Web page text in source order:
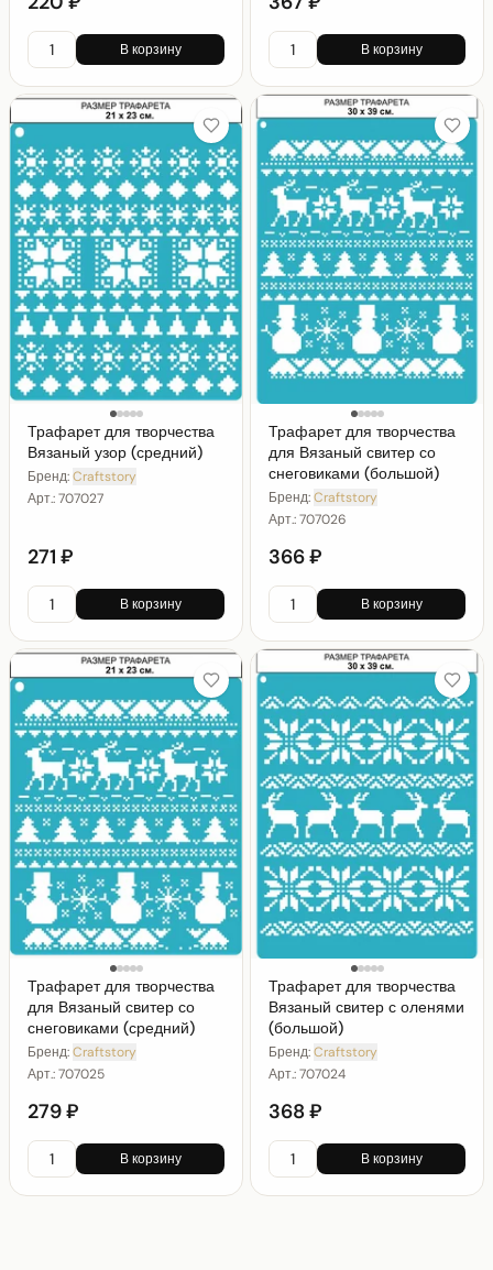
В корзину В корзину
Трафарет для творчества
Вязаный узор (средний)
Бренд:Craftstory
Арт.:707027
271 ₽
В корзину
Трафарет для творчества
для Вязаный свитер со
снеговиками (большой)
Бренд:Craftstory
Арт.:707026
366 ₽
В корзину
Трафарет для творчества
для Вязаный свитер со
снеговиками (средний)
Бренд:Craftstory
Арт.:707025
279 ₽
В корзину
Трафарет для творчества
Вязаный свитер с оленями
(большой)
Бренд:Craftstory
Арт.:707024
368 ₽
В корзину